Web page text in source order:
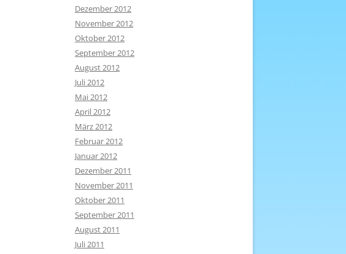
Dezember 2012
November 2012
Oktober 2012
September 2012
August 2012
Juli 2012
Mai 2012
April 2012
März 2012
Februar 2012
Januar 2012
Dezember 2011
November 2011
Oktober 2011
September 2011
August 2011
Juli 2011